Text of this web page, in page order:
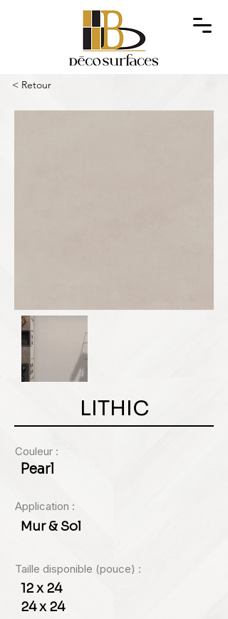
< Retour
LITHIC
Couleur :
Pearl
Application :
Mur & Sol
Taille disponible (pouce) :
12 x 24
24 x 24